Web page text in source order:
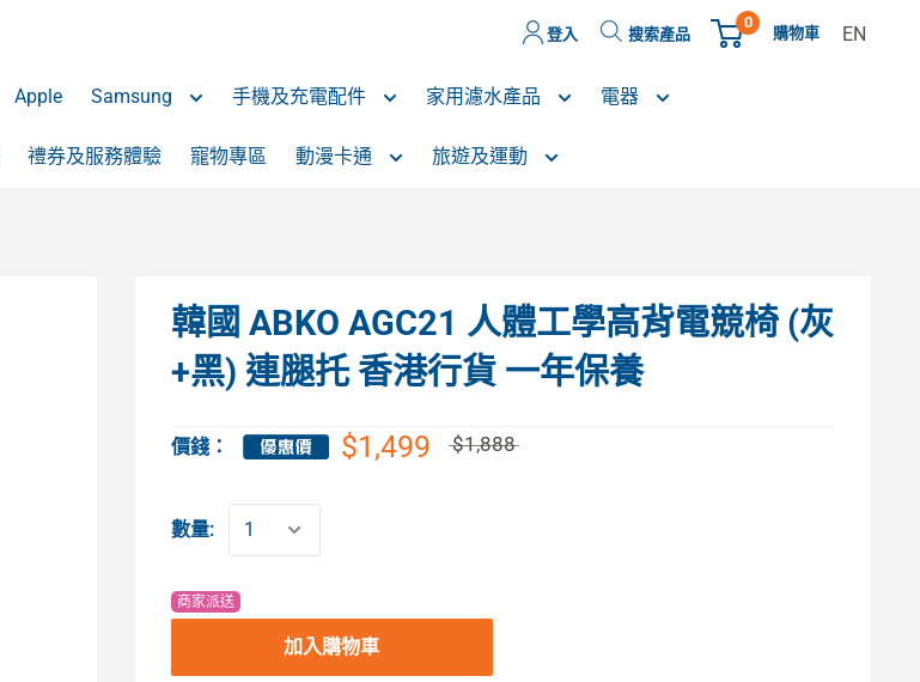
登入 搜索產品
0
購物車 EN
Apple Samsung 手機及充電配件 家用濾水產品 電器
禮券及服務體驗 寵物專區 動漫卡通 旅遊及運動
韓國 ABKO AGC21 人體工學高背電競椅 (灰
+黑) 連腿托 香港行貨 一年保養
價錢： $1,499 $1,888
數量:
商家派送
加入購物車